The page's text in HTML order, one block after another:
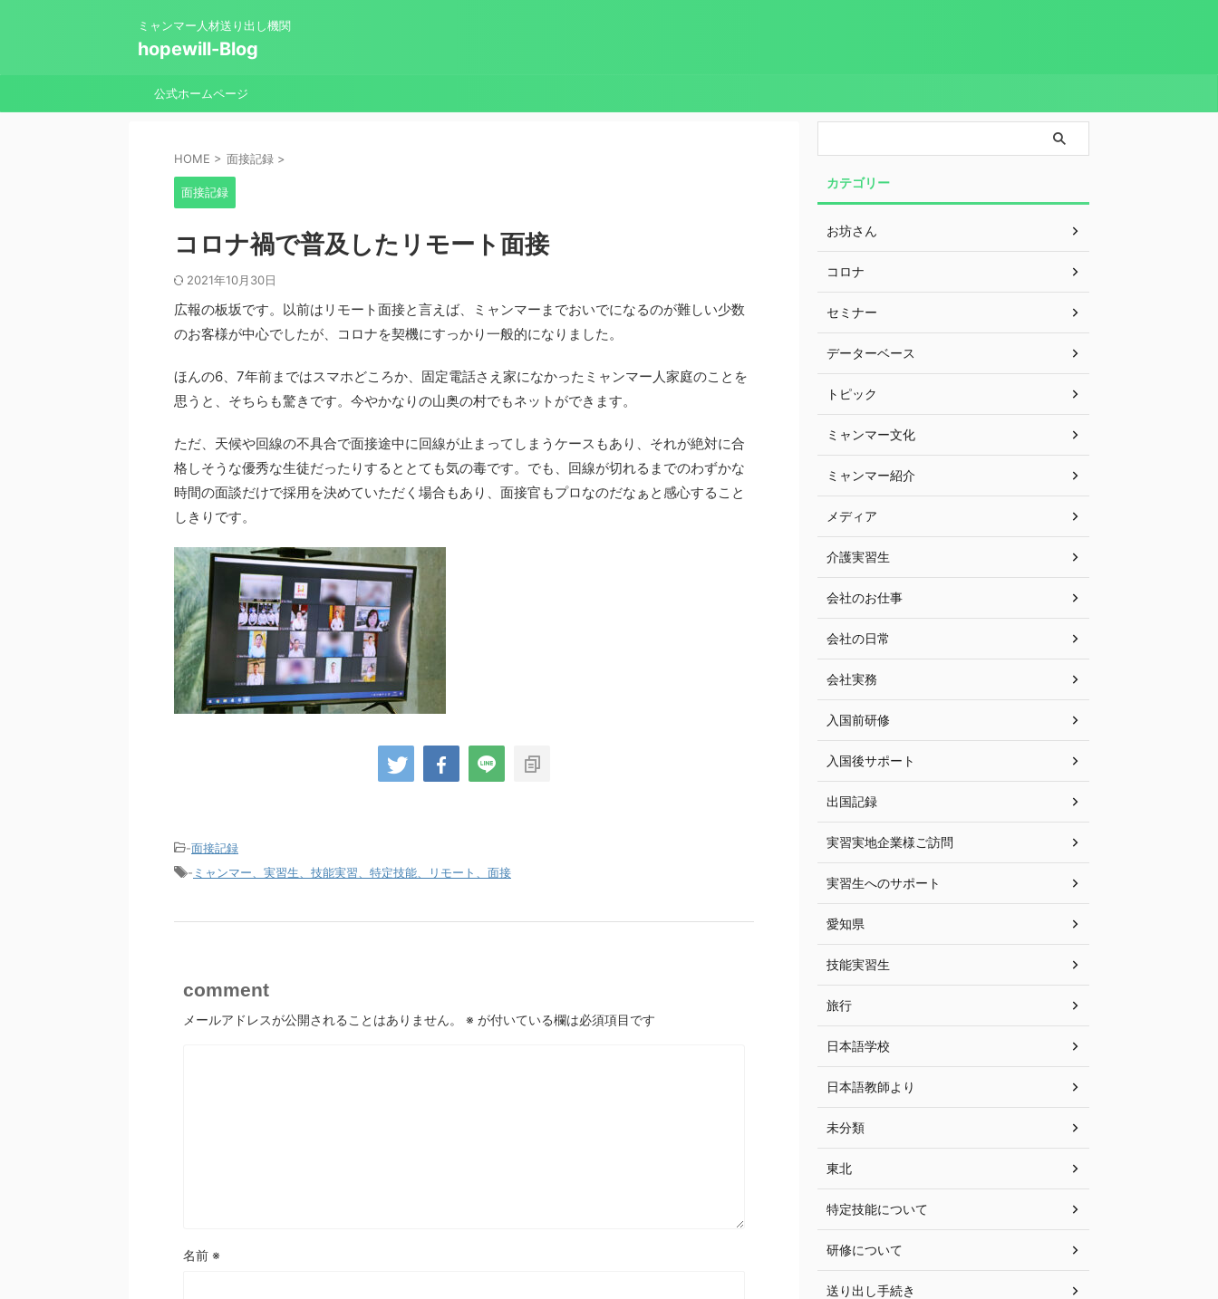
ミャンマー人材送り出し機関
hopewill-Blog
公式ホームページ
HOME > 面接記録 >
面接記録
コロナ禍で普及したリモート面接
2021年10月30日
広報の板坂です。以前はリモート面接と言えば、ミャンマーまでおいでになるのが難しい少数
のお客様が中心でしたが、コロナを契機にすっかり一般的になりました。
ほんの6、7年前まではスマホどころか、固定電話さえ家になかったミャンマー人家庭のことを
思うと、そちらも驚きです。今やかなりの山奥の村でもネットができます。
ただ、天候や回線の不具合で面接途中に回線が止まってしまうケースもあり、それが絶対に合
格しそうな優秀な生徒だったりするととても気の毒です。でも、回線が切れるまでのわずかな
時間の面談だけで採用を決めていただく場合もあり、面接官もプロなのだなぁと感心すること
しきりです。
-面接記録
- ミャンマー、実習生、技能実習、特定技能、リモート、面接
comment
メールアドレスが公開されることはありません。 ※ が付いている欄は必須項目です
名前 ※
カテゴリー
お坊さん
コロナ
セミナー
データーベース
トピック
ミャンマー文化
ミャンマー紹介
メディア
介護実習生
会社のお仕事
会社の日常
会社実務
入国前研修
入国後サポート
出国記録
実習実地企業様ご訪問
実習生へのサポート
愛知県
技能実習生
旅行
日本語学校
日本語教師より
未分類
東北
特定技能について
研修について
送り出し手続き